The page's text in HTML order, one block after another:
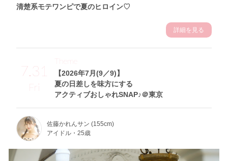
清楚系モテワンピで夏のヒロイン♡
詳細を見る
7.31
Fri
【2026年7月(9／9)】
夏の日差しを味方にする
アクティブおしゃれSNAP♪＠東京
Theme
佐藤かれんサン (155cm)
アイドル・25歳